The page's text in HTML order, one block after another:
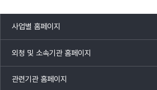
사업별 홈페이지
목록
열기
외청 및 소속기관 홈페이지
목록
열기
관련기관 홈페이지
목록